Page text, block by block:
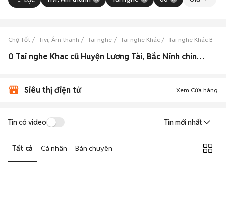
Chợ Tốt Tivi, Âm thanh Tai nghe Tai nghe Khác Tai nghe Khác Bắc
0 Tai nghe Khac cũ Huyện Lương Tài, Bắc Ninh chính hãng
Siêu thị điện tử Xem Cửa hàng
Tin có video Tin mới nhất
Tất cả Cá nhân Bán chuyên